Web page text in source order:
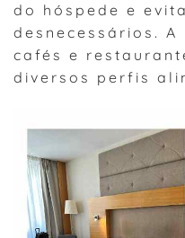
do hóspede e
desnecessários.
cafés e
diversos perfis